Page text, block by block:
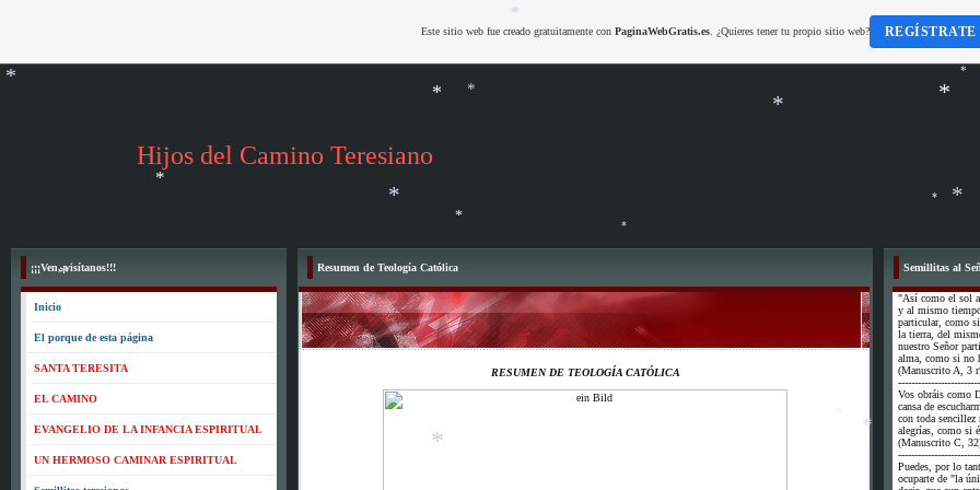
Hijos del Camino Teresiano
¡¡¡Ven, visítanos!!!
Inicio
El porque de esta página
SANTA TERESITA
EL CAMINO
EVANGELIO DE LA INFANCIA ESPIRITUAL
UN HERMOSO CAMINAR ESPIRITUAL
Resumen de Teología Católica
RESUMEN DE TEOLOGÍA CATÓLICA
Semillitas al
"Así como el sol
y al mismo
particular, como
la tierra, del
nuestro Señor
alma, como si no
(Manuscrito A, 3
Vos obráis como
cansa de
con toda
alegrías, como si
(Manuscrito C,
Puedes, por lo
ocuparte de "la
Este sitio web fue creado gratuitamente con PaginaWebGratis.es. ¿Quieres tener tu propio sitio web? REGÍSTRATE
*
*
*
*
*
*
*